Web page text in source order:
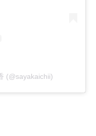
(@sayakaichii)